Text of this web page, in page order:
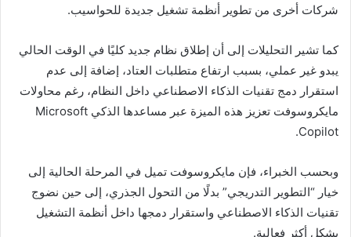
شركات أخرى من تطوير أنظمة تشغيل جديدة للحواسيب.
كما تشير التحليلات إلى أن إطلاق نظام جديد كليًا في الوقت الحالي
يبدو غير عملي، بسبب ارتفاع متطلبات العتاد، إضافة إلى عدم
استقرار دمج تقنيات الذكاء الاصطناعي داخل النظام، رغم محاولات
مايكروسوفت تعزيز هذه الميزة عبر مساعدها الذكي Microsoft
Copilot.
وبحسب الخبراء، فإن مايكروسوفت تميل في المرحلة الحالية إلى
خيار “التطوير التدريجي” بدلًا من التحول الجذري، إلى حين نضوج
تقنيات الذكاء الاصطناعي واستقرار دمجها داخل أنظمة التشغيل
بشكل أكثر فعالية.